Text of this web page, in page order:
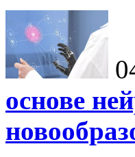
основе